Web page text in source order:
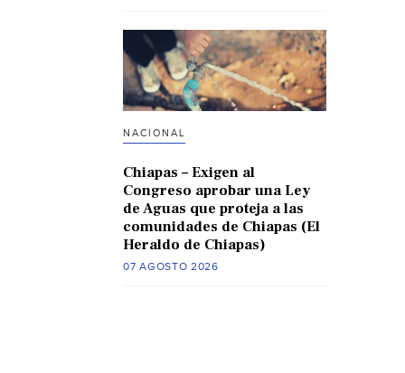
NACIONAL
Chiapas – Exigen al
Congreso aprobar una Ley
de Aguas que proteja a las
comunidades de Chiapas (El
Heraldo de Chiapas)
07 AGOSTO 2026